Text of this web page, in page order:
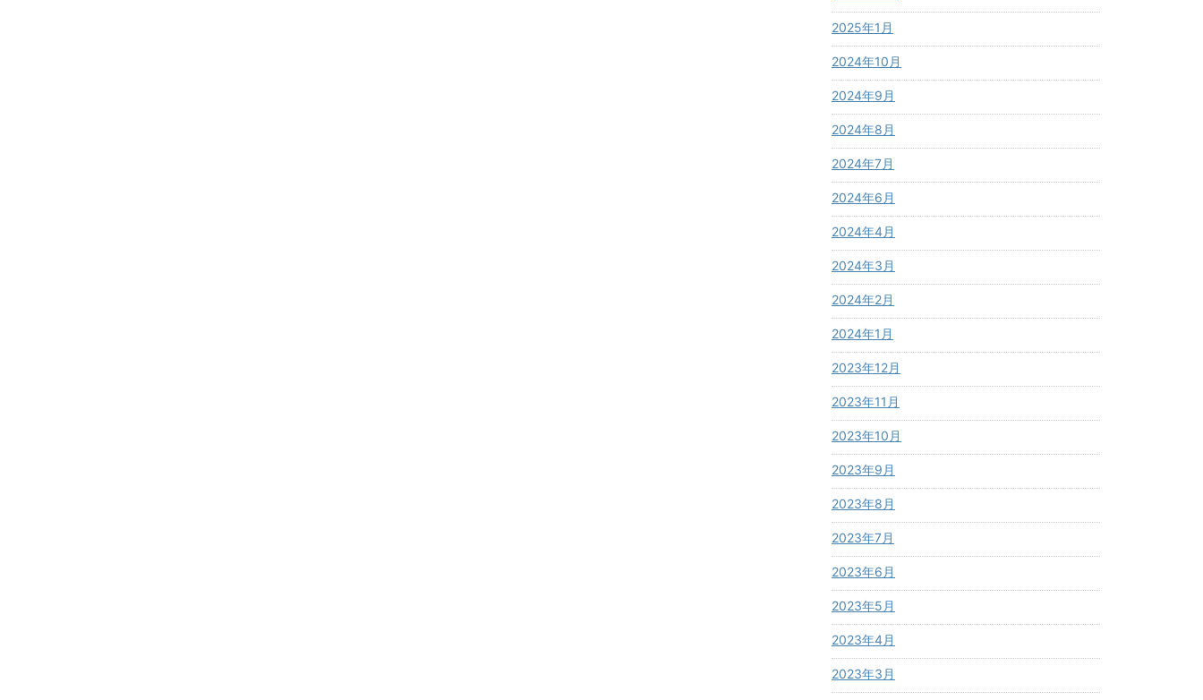
2025年1月
2024年10月
2024年9月
2024年8月
2024年7月
2024年6月
2024年4月
2024年3月
2024年2月
2024年1月
2023年12月
2023年11月
2023年10月
2023年9月
2023年8月
2023年7月
2023年6月
2023年5月
2023年4月
2023年3月